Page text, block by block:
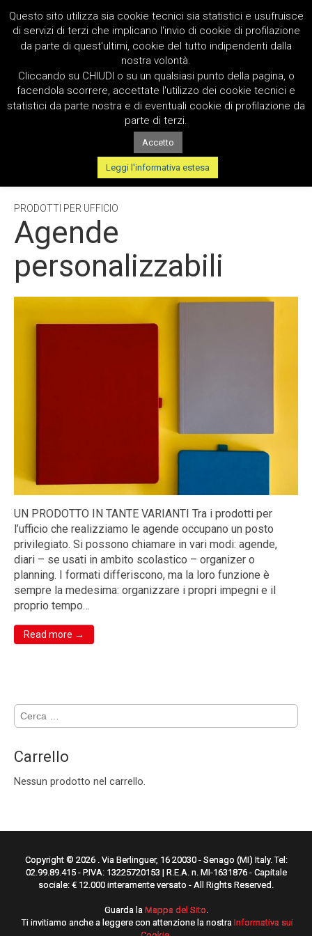
PRODOTTI PER UFFICIO
Agende
personalizzabili
UN PRODOTTO IN TANTE VARIANTI Tra i prodotti per
l’ufficio che realizziamo le agende occupano un posto
privilegiato. Si possono chiamare in vari modi: agende,
diari – se usati in ambito scolastico – organizer o
planning. I formati differiscono, ma la loro funzione è
sempre la medesima: organizzare i propri impegni e il
proprio tempo…
Read more →
Ricerca
per:
Carrello
Nessun prodotto nel carrello.
Copyright © 2026 . Via Berlinguer, 16 20030 - Senago (MI) Italy. Tel:
02.99.89.415 - P.IVA: 13225720153 | R.E.A. n. MI-1631876 - Capitale
sociale: € 12.000 interamente versato - All Rights Reserved.
Guarda la Mappa del Sito.
Ti invitiamo anche a leggere con attenzione la nostra Informativa sui
Questo sito utilizza sia cookie tecnici sia statistici e usufruisce
di servizi di terzi che implicano l'invio di cookie di profilazione
da parte di quest'ultimi, cookie del tutto indipendenti dalla
nostra volontà.
Cliccando su CHIUDI o su un qualsiasi punto della pagina, o
facendola scorrere, accettate l'utilizzo dei cookie tecnici e
statistici da parte nostra e di eventuali cookie di profilazione da
parte di terzi.
Accetto
Leggi l'informativa estesa